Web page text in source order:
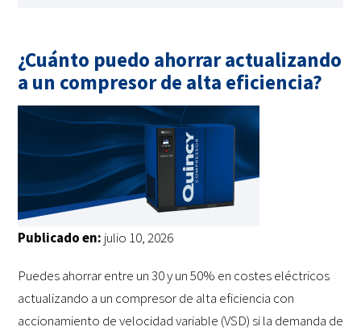
¿Cuánto puedo ahorrar actualizando
a un compresor de alta eficiencia?
Publicado en: julio 10, 2026
Puedes ahorrar entre un 30 y un 50% en costes eléctricos
actualizando a un compresor de alta eficiencia con
accionamiento de velocidad variable (VSD) si la demanda de